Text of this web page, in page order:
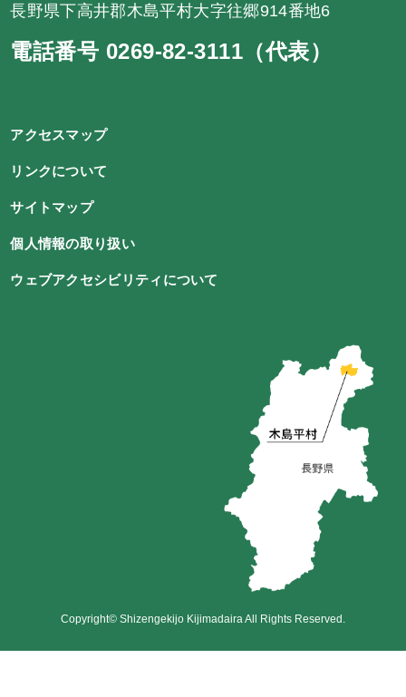
長野県下高井郡木島平村大字往郷914番地6
電話番号 0269-82-3111（代表）
アクセスマップ
リンクについて
サイトマップ
個人情報の取り扱い
ウェブアクセシビリティについて
Copyright© Shizengekijo Kijimadaira All Rights Reserved.